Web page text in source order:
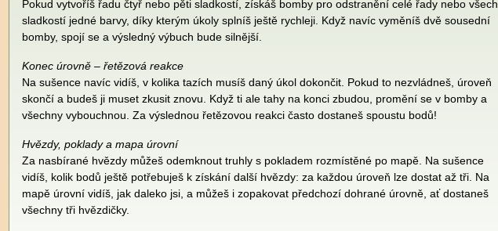
Pokud vytvoříš řadu čtyř nebo pěti sladkostí, získáš bomby pro odstranění celé řady nebo všech
sladkostí jedné barvy, díky kterým úkoly splníš ještě rychleji. Když navíc vyměníš dvě sousední
bomby, spojí se a výsledný výbuch bude silnější.
Konec úrovně – řetězová reakce
Na sušence navíc vidíš, v kolika tazích musíš daný úkol dokončit. Pokud to nezvládneš, úroveň
skončí a budeš ji muset zkusit znovu. Když ti ale tahy na konci zbudou, promění se v bomby a
všechny vybouchnou. Za výslednou řetězovou reakci často dostaneš spoustu bodů!
Hvězdy, poklady a mapa úrovní
Za nasbírané hvězdy můžeš odemknout truhly s pokladem rozmístěné po mapě. Na sušence
vidíš, kolik bodů ještě potřebuješ k získání další hvězdy: za každou úroveň lze dostat až tři. Na
mapě úrovní vidíš, jak daleko jsi, a můžeš i zopakovat předchozí dohrané úrovně, ať dostaneš
všechny tři hvězdičky.